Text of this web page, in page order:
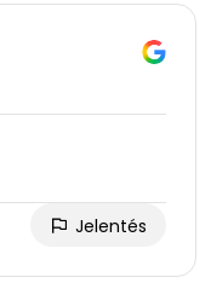
Jelentés